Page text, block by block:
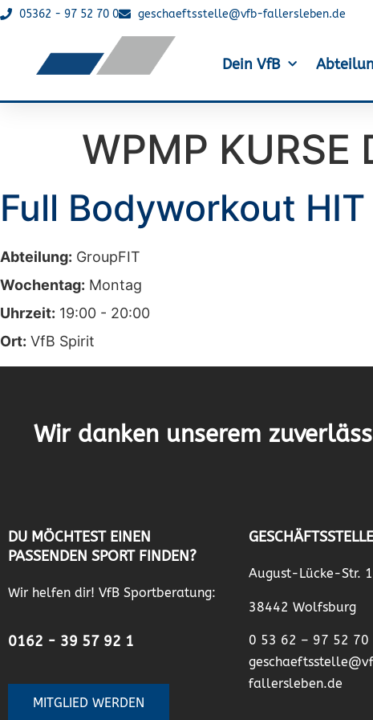
05362 - 97 52 70 0 geschaeftsstelle@vfb-fallersleben.de
Dein VfB
WPMP KURSE
Full Bodyworkout HIT
Abteilung: GroupFIT
Wochentag: Montag
Uhrzeit: 19:00 - 20:00
Ort: VfB Spirit
Wir danken unserem
DU MÖCHTEST EINEN
PASSENDEN SPORT FINDEN?
Wir helfen dir! VfB Sportberatung:
0162 - 39 57 92 1
MITGLIED WERDEN
GESCHÄFTSSTELLE
August-Lücke-Str. 1
38442 Wolfsburg
0 53 62 – 97 52 70
fallersleben.de